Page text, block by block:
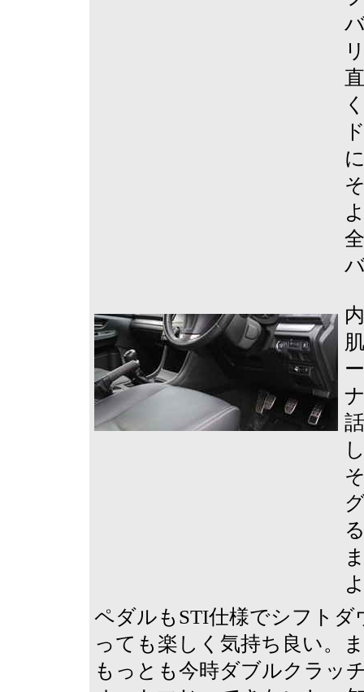
ペダルもSTI仕様でシフト
っても楽しく気持ち良い。
もっとも今時ダブルクラッ